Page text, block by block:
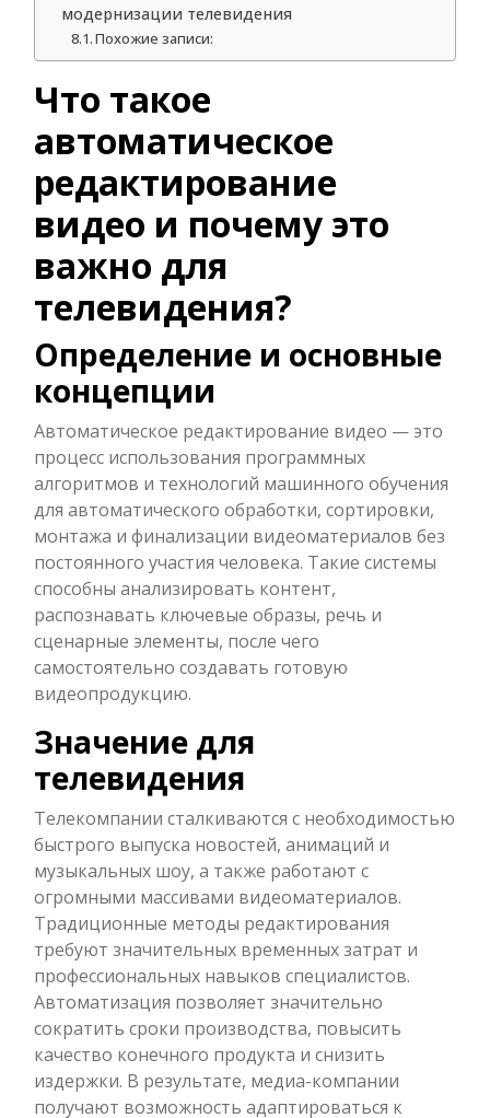
модернизации телевидения
Похожие записи:
Что такое
автоматическое
редактирование
видео и почему это
важно для
телевидения?
Определение и основные
концепции
Автоматическое редактирование видео — это
процесс использования программных
алгоритмов и технологий машинного обучения
для автоматического обработки, сортировки,
монтажа и финализации видеоматериалов без
постоянного участия человека. Такие системы
способны анализировать контент,
распознавать ключевые образы, речь и
сценарные элементы, после чего
самостоятельно создавать готовую
видеопродукцию.
Значение для
телевидения
Телекомпании сталкиваются с необходимостью
быстрого выпуска новостей, анимаций и
музыкальных шоу, а также работают с
огромными массивами видеоматериалов.
Традиционные методы редактирования
требуют значительных временных затрат и
профессиональных навыков специалистов.
Автоматизация позволяет значительно
сократить сроки производства, повысить
качество конечного продукта и снизить
издержки. В результате, медиа-компании
получают возможность адаптироваться к